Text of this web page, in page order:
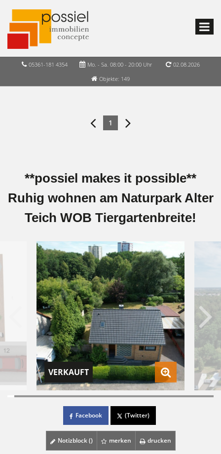
05361-181 4354 Mo. - Sa. 08:00 - 20:00 Uhr
02.08.2026
Objekte: 149
1
**possiel makes it possible**
Ruhig wohnen am Naturpark Alter
Teich WOB Tiergartenbreite!
VERKAUFT
Facebook (Twitter)
Notizblock () merken drucken